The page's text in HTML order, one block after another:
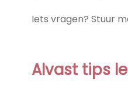
Iets vragen? Stuur
Alvast tips